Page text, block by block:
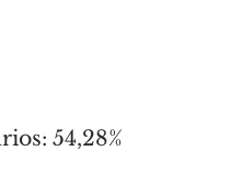
54,28%